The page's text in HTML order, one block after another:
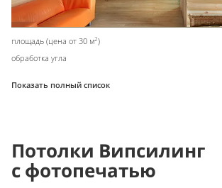
площадь (цена от 30 м2)
обработка угла
Показать полный список
Потолки Випсилинг
с фотопечатью